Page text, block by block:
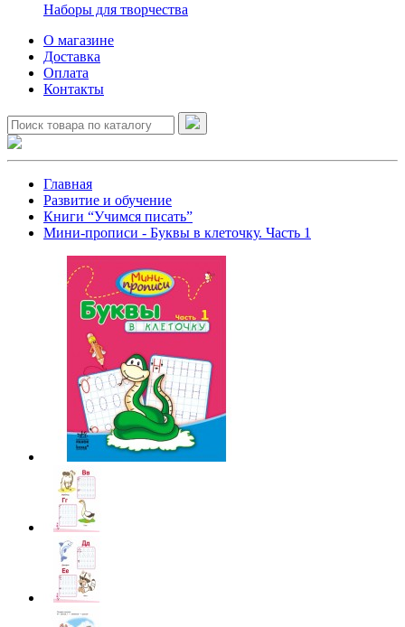
Наборы для творчества
О магазине
Доставка
Оплата
Контакты
Главная
Развитие и обучение
Книги “Учимся писать”
Мини-прописи - Буквы в клеточку. Часть 1